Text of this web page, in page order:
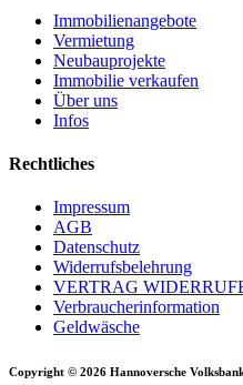
Immobilienangebote
Vermietung
Neubauprojekte
Immobilie verkaufen
Über uns
Infos
Rechtliches
Impressum
AGB
Datenschutz
Widerrufsbelehrung
VERTRAG
Verbraucher­information
Geldwäsche
Copyright © 2026 Hannoversche